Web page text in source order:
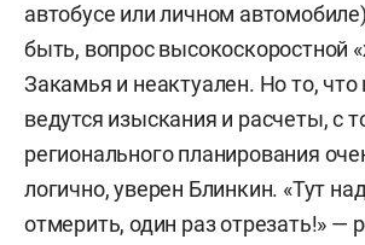
автобусе или личном
быть, вопрос высокоскоростной
Закамья и неактуален. Но то, что
ведутся изыскания и расчеты, с
регионального планирования
логично, уверен Блинкин. «Тут
отмерить, один раз отрезать!» —